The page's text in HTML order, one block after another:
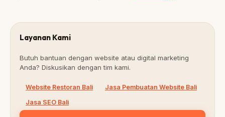
Layanan Kami
Butuh bantuan dengan website atau digital marketing
Anda? Diskusikan dengan tim kami.
Website Restoran Bali
Jasa Pembuatan Website Bali
Jasa SEO Bali